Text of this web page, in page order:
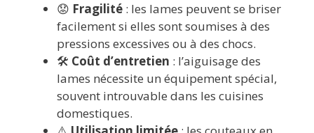
😟 Fragilité : les lames peuvent se briser
facilement si elles sont soumises à des
pressions excessives ou à des chocs.
🛠️ Coût d’entretien : l’aiguisage des
lames nécessite un équipement spécial,
souvent introuvable dans les cuisines
domestiques.